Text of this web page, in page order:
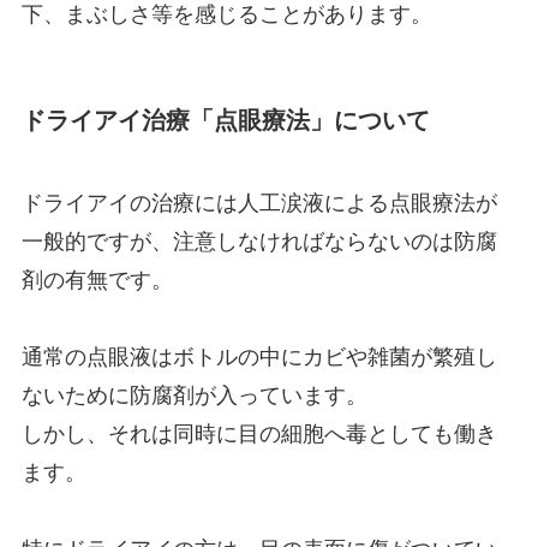
下、まぶしさ等を感じることがあります。
ドライアイ治療「点眼療法」について
ドライアイの治療には人工涙液による点眼療法が
一般的ですが、注意しなければならないのは防腐
剤の有無です。
通常の点眼液はボトルの中にカビや雑菌が繁殖し
ないために防腐剤が入っています。
しかし、それは同時に目の細胞へ毒としても働き
ます。